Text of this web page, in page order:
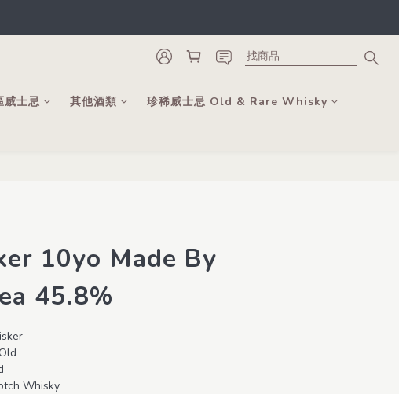
的酒類。
威士忌 其他酒類
珍稀威士忌 Old & Rare Whisky
10yo Made By
45.8%
Whisky